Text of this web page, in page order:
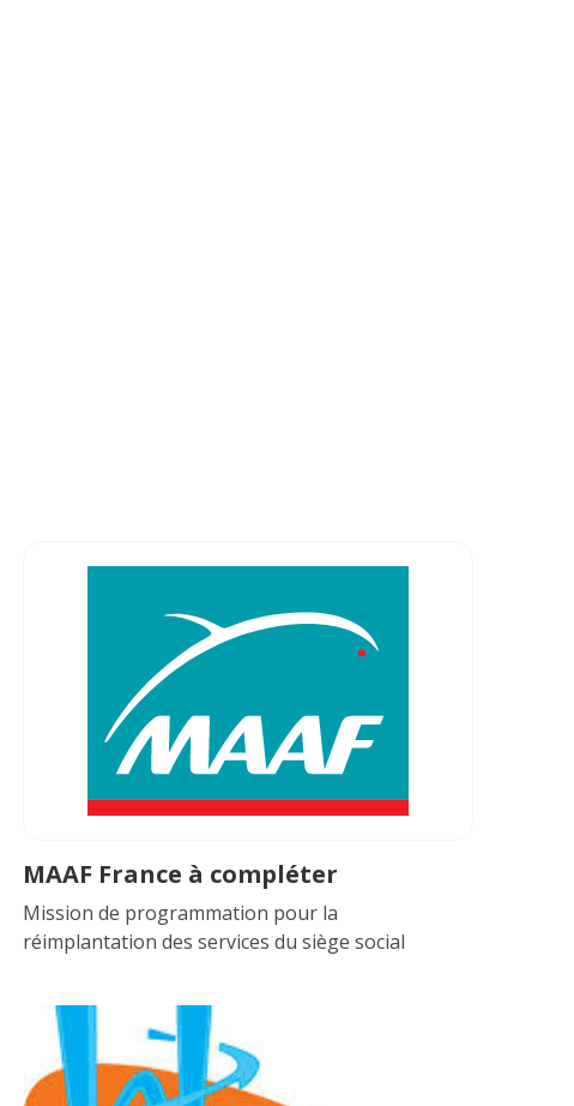
MAAF France à compléter
Mission de programmation pour la
réimplantation des services du siège social